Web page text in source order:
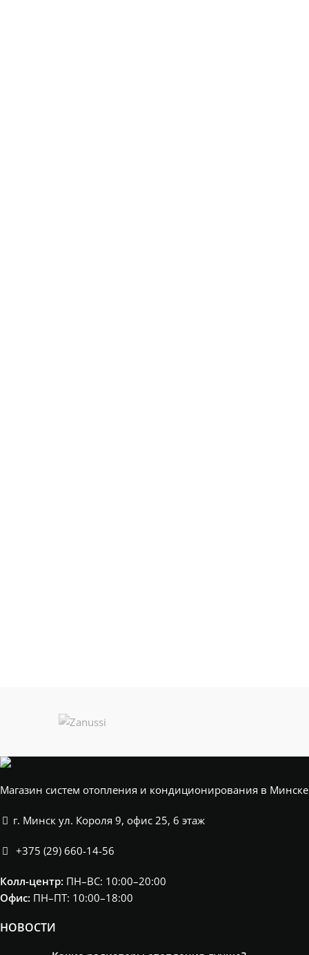
Магазин систем отопления и кондиционирования в Минске
г. Минск ул. Короля 9, офис 25, 6 этаж
+375 (29) 660-14-56
Колл-центр: ПН–ВС: 10:00–20:00​
Офис: ПН–ПТ: 10:00–18:00
НОВОСТИ